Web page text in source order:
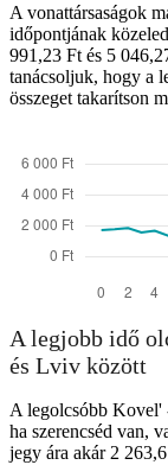
A vonattársaságok
időpontjának
991,23 Ft és 5
tanácsoljuk, hogy a
összeget takarítson
A legjobb idő
és Lviv között
A legolcsóbb Kovel'
ha szerencséd van,
jegy ára akár 2